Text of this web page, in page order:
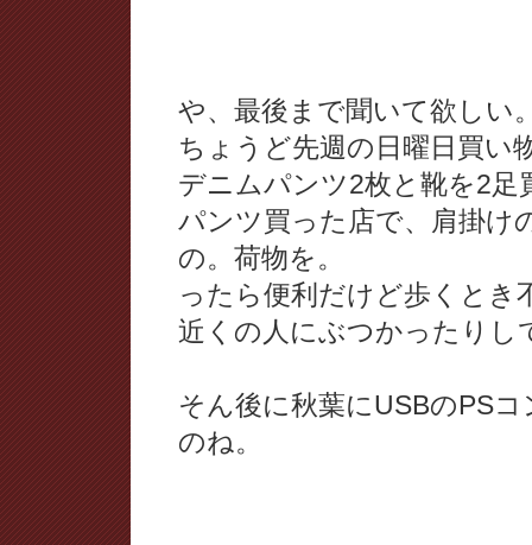
や、最後まで聞いて欲しい
ちょうど先週の日曜日買い
デニムパンツ2枚と靴を2足
パンツ買った店で、肩掛け
の。荷物を。
ったら便利だけど歩くとき
近くの人にぶつかったりし
そん後に秋葉にUSBのPS
のね。